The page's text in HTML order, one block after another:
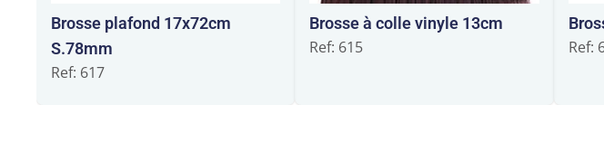
Brosse plafond 17x72cm
S.78mm
Ref: 617
Brosse à colle vinyle 13cm
Ref: 615 Ref: